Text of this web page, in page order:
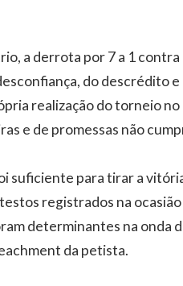
a derrota por 7 a 1 contra
do descrédito e
realização do torneio no
e de promessas não
suficiente para tirar a
registrados na
determinantes na onda
da petista.